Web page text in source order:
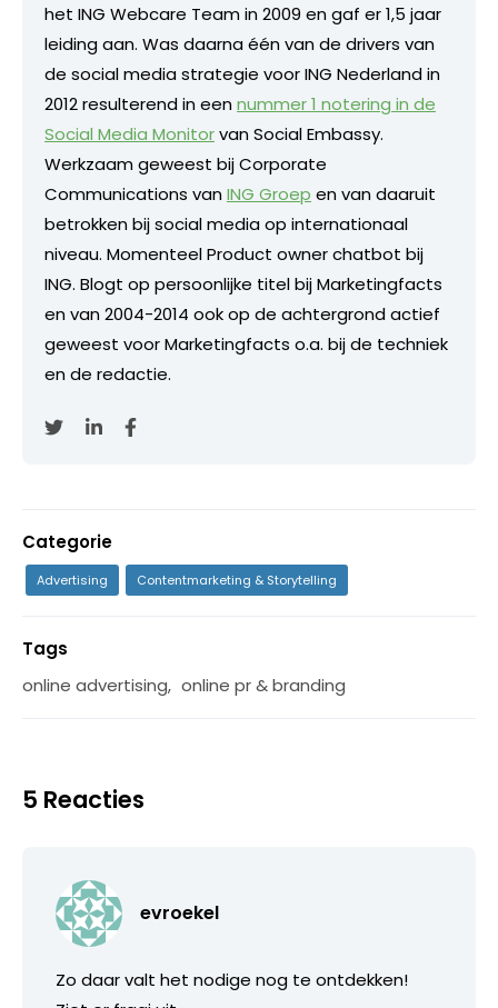
het ING Webcare Team in 2009 en gaf er 1,5 jaar
leiding aan. Was daarna één van de drivers van
de social media strategie voor ING Nederland in
2012 resulterend in eennummer 1 notering in de
Social Media Monitorvan Social Embassy.
Werkzaam geweest bij Corporate
Communications vanING Groep en van daaruit
betrokken bij social media op internationaal
niveau. Momenteel Product owner chatbot bij
ING. Blogt op persoonlijke titel bij Marketingfacts
en van 2004-2014 ook op de achtergrond actief
geweest voor Marketingfacts o.a. bij de techniek
en de redactie.
Categorie
Advertising Contentmarketing & Storytelling
Tags
online advertising, online pr & branding
5 Reacties
evroekel
Zo daar valt het nodige nog te ontdekken!